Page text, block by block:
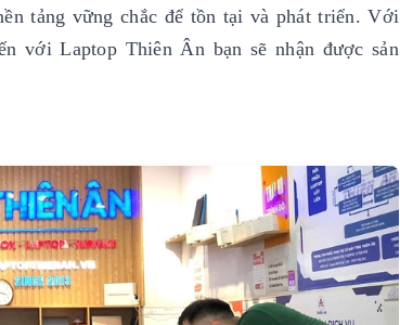
tảng vững chắc để tồn tại và phát triển. Với
với Laptop Thiên Ân bạn sẽ nhận được sản